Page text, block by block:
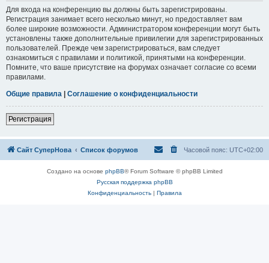
Для входа на конференцию вы должны быть зарегистрированы.
Регистрация занимает всего несколько минут, но предоставляет вам
более широкие возможности. Администратором конференции могут быть
установлены также дополнительные привилегии для зарегистрированных
пользователей. Прежде чем зарегистрироваться, вам следует
ознакомиться с правилами и политикой, принятыми на конференции.
Помните, что ваше присутствие на форумах означает согласие со всеми
правилами.
Общие правила | Соглашение о конфиденциальности
Регистрация
Сайт СуперНова Список форумов Часовой пояс: UTC+02:00
Создано на основе phpBB® Forum Software © phpBB Limited
Русская поддержка phpBB
Конфиденциальность| Правила